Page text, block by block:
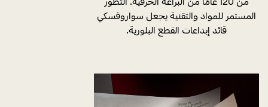
المستمر للمواد والتقنية يجعل سواروفسكي
قائد إبداعات القطع البلورية.